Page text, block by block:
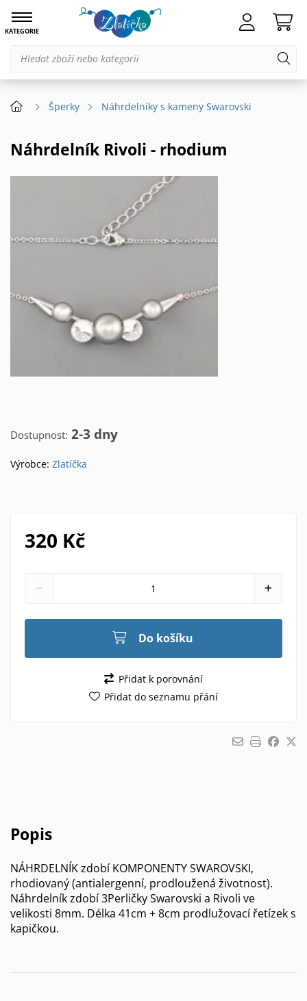
KATEGORIE
Šperky Náhrdelníky s kameny Swarovski
Náhrdelník Rivoli - rhodium
Dostupnost: 2-3 dny
Výrobce: Zlatíčka
320 Kč
Do košíku
Přidat k porovnání
Přidat do seznamu přání
Popis
NÁHRDELNÍK zdobí KOMPONENTY SWAROVSKI,
rhodiovaný (antialergenní, prodloužená životnost).
Náhrdelník zdobí 3Perličky Swarovski a Rivoli ve
velikosti 8mm. Délka 41cm + 8cm prodlužovací řetízek s
kapičkou.